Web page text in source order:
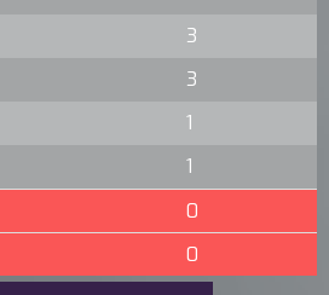
3
3
1
1
0
0